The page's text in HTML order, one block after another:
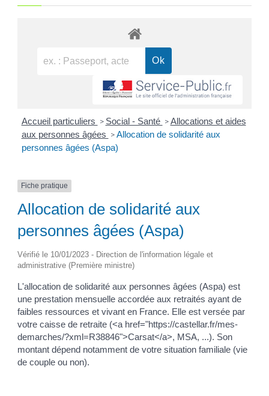
Accueil particuliers > Social - Santé > Allocations et aides
aux personnes âgées > Allocation de solidarité aux
personnes âgées (Aspa)
Fiche pratique
Allocation de solidarité aux
personnes âgées (Aspa)
Vérifié le 10/01/2023 - Direction de l'information légale et
administrative (Première ministre)
L'allocation de solidarité aux personnes âgées (Aspa) est
une prestation mensuelle accordée aux retraités ayant de
faibles ressources et vivant en France. Elle est versée par
votre caisse de retraite (<a href="https://castellar.fr/mes-
demarches/?xml=R38846">Carsat</a>, MSA, ...). Son
montant dépend notamment de votre situation familiale (vie
de couple ou non).